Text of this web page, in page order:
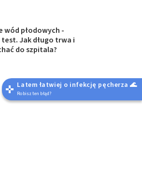
wód płodowych -
Jak długo trwa i
do szpitala?
Latem łatwiej o infekcję pęcherza 🌊
Robisz ten błąd?